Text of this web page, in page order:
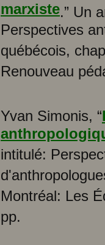
marxiste.” Un
Perspectives
québécois,
Renouveau
Yvan Simonis, “
intitulé:
Montréal: Les
pp.